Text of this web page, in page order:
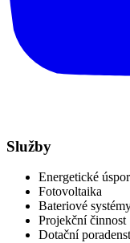
Služby
Energetické
Fotovoltaika
Bateriové
Projekční činnost
Dotační